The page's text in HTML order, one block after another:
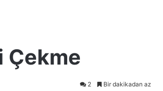
Çekme
2 Bir dakikadan az